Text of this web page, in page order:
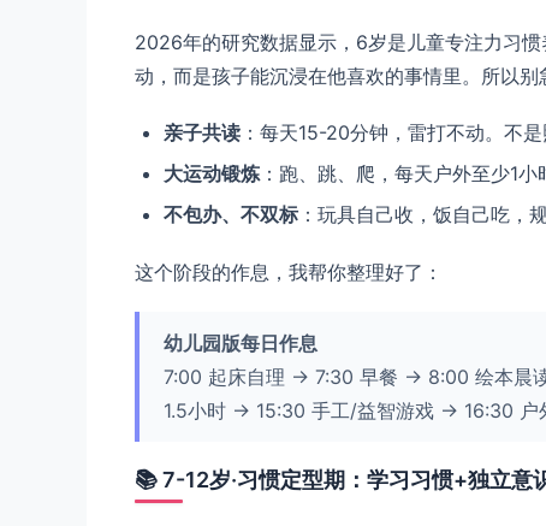
2026年的研究数据显示，6岁是儿童专注力习
动，而是孩子能沉浸在他喜欢的事情里。所以
亲子共读 ：每天15-20分钟，雷打不动。不
大运动锻炼：跑、跳、爬，每天户外至少1小
不包办、不双标：玩具自己收，饭自己吃，
这个阶段的作息，我帮你整理好了：
幼儿园版每日作息
7:00 起床自理 → 7:30 早餐 → 8:00 绘本晨
1.5小时 → 15:30 手工/益智游戏 → 16:30
📚 7-12岁·习惯定型期：学习习惯+独立意